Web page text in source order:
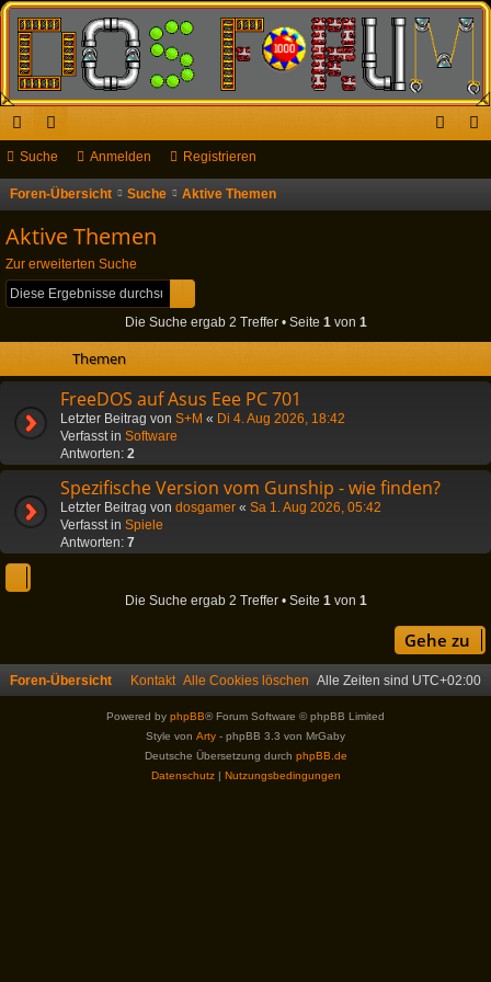
ch
ne
llz
ug
riff
or
en
Suche Anmelden Registrieren
Foren-Übersicht Suche Aktive Themen
Aktive Themen
Zur erweiterten Suche
Die Suche ergab 2 Treffer • Seite 1von 1
Themen
FreeDOS auf Asus Eee PC 701
Letzter Beitrag von S+M « Di 4. Aug 2026, 18:42
Verfasst in Software
Antworten: 2
Spezifische Version vom Gunship - wie finden?
Letzter Beitrag von dosgamer « Sa 1. Aug 2026, 05:42
Verfasst in Spiele
Antworten: 7
Die Suche ergab 2 Treffer • Seite 1von 1
Gehe zu
Foren-Übersicht Alle Zeiten sind UTC+02:00
Alle Cookies löschen
Kontakt
Powered by phpBB® Forum Software © phpBB Limited
Style von Arty - phpBB 3.3 von MrGaby
Deutsche Übersetzung durch phpBB.de
Datenschutz| Nutzungsbedingungen